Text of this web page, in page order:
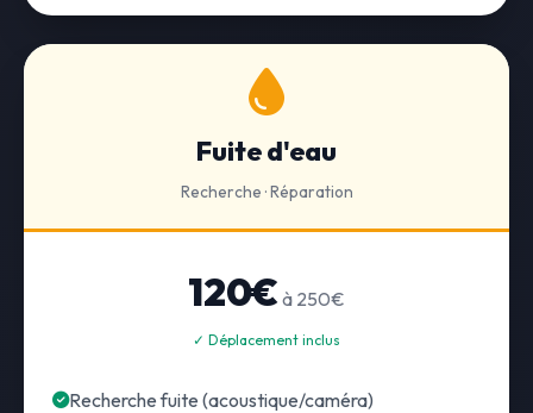
Fuite d'eau
Recherche · Réparation
120€ à 250€
✓ Déplacement inclus
Recherche fuite (acoustique/caméra)